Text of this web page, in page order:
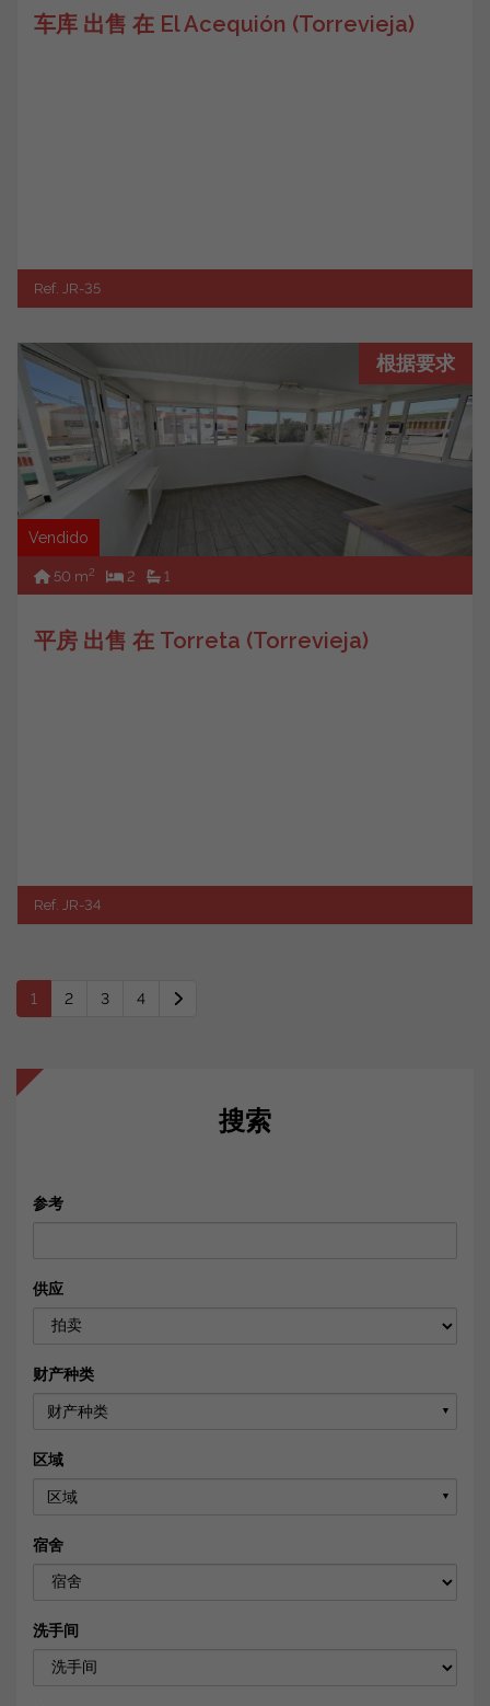
车库 出售 在 El Acequión (Torrevieja)
Ref. JR-35
根据要求
Vendido
50 m2 2 1
平房 出售 在 Torreta (Torrevieja)
Ref. JR-34
1 2 3 4
搜索
参考
供应
财产种类
财产种类 ▼
区域
区域 ▼
宿舍
洗手间